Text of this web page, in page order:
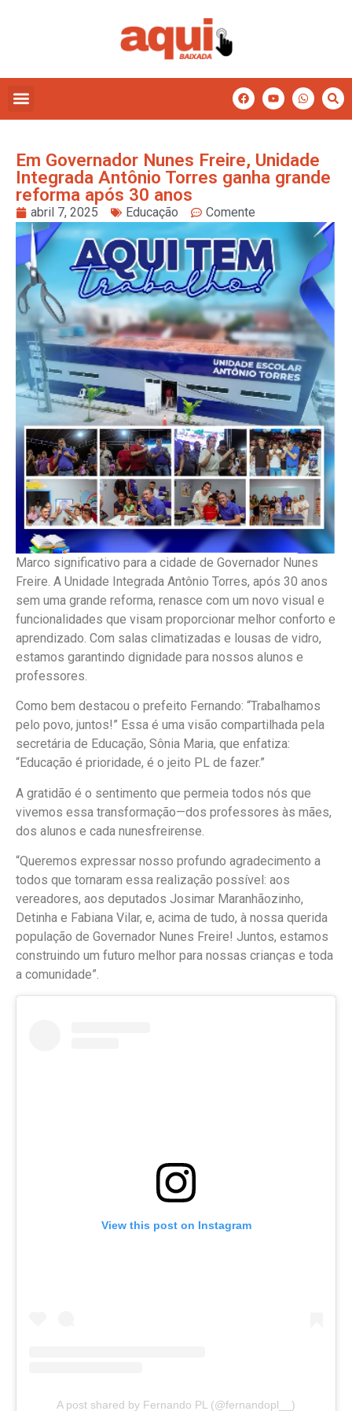
Em Governador Nunes Freire, Unidade
Integrada Antônio Torres ganha grande
reforma após 30 anos
abril 7, 2025 Educação Comente
Marco significativo para a cidade de Governador Nunes
Freire. A Unidade Integrada Antônio Torres, após 30 anos
sem uma grande reforma, renasce com um novo visual e
funcionalidades que visam proporcionar melhor conforto e
aprendizado. Com salas climatizadas e lousas de vidro,
estamos garantindo dignidade para nossos alunos e
professores.
Como bem destacou o prefeito Fernando: “Trabalhamos
pelo povo, juntos!” Essa é uma visão compartilhada pela
secretária de Educação, Sônia Maria, que enfatiza:
“Educação é prioridade, é o jeito PL de fazer.”
A gratidão é o sentimento que permeia todos nós que
vivemos essa transformação—dos professores às mães,
dos alunos e cada nunesfreirense.
“Queremos expressar nosso profundo agradecimento a
todos que tornaram essa realização possível: aos
vereadores, aos deputados Josimar Maranhãozinho,
Detinha e Fabiana Vilar, e, acima de tudo, à nossa querida
população de Governador Nunes Freire! Juntos, estamos
construindo um futuro melhor para nossas crianças e toda
a comunidade”.
View this post on Instagram
A post shared by Fernando PL (@fernandopl__)